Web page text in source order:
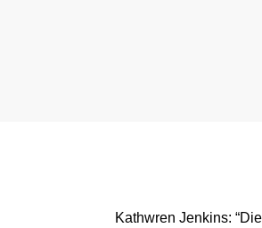
Kathwren Jenkins: